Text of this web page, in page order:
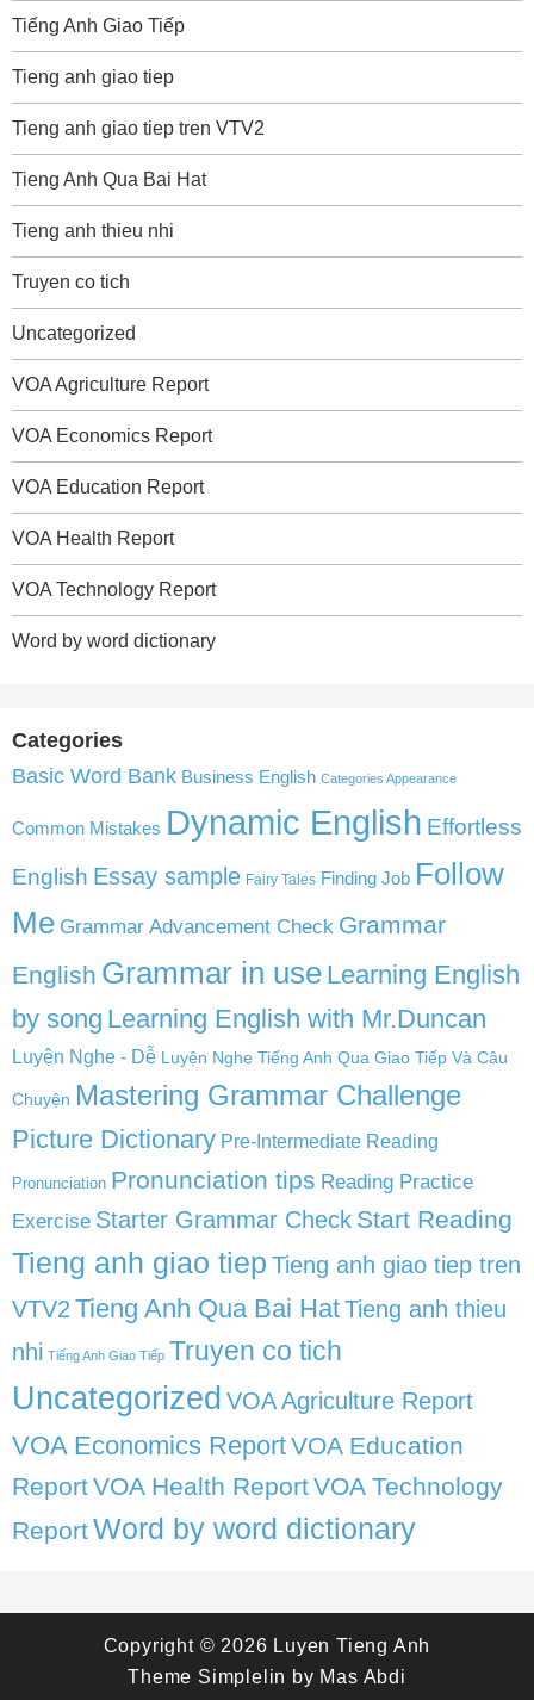
Tiếng Anh Giao Tiếp
Tieng anh giao tiep
Tieng anh giao tiep tren VTV2
Tieng Anh Qua Bai Hat
Tieng anh thieu nhi
Truyen co tich
Uncategorized
VOA Agriculture Report
VOA Economics Report
VOA Education Report
VOA Health Report
VOA Technology Report
Word by word dictionary
Categories
Basic Word Bank Business English Categories Appearance
Common Mistakes Dynamic English Effortless
English Essay sample Fairy Tales Finding Job Follow
Me Grammar Advancement Check Grammar
English Grammar in use Learning English
by song Learning English with Mr.Duncan
Luyện Nghe - Dễ Luyện Nghe Tiếng Anh Qua Giao Tiếp Và Câu
Chuyện Mastering Grammar Challenge
Picture Dictionary Pre-Intermediate Reading
Pronunciation Pronunciation tips Reading Practice
Exercise Starter Grammar Check Start Reading
Tieng anh giao tiep Tieng anh giao tiep tren
VTV2 Tieng Anh Qua Bai HatTieng anh thieu
nhi Tiếng Anh Giao Tiếp Truyen co tich
Uncategorized VOA Agriculture Report
VOA Economics ReportVOA Education
ReportVOA Health ReportVOA Technology
ReportWord by word dictionary
Copyright © 2026 Luyen Tieng Anh
Theme Simplelin by Mas Abdi